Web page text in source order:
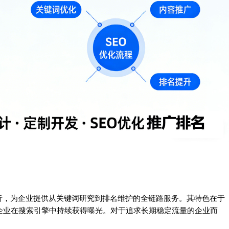
为企业提供从关键词研究到排名维护的全链路服务。其特色在于
在搜索引擎中持续获得曝光。对于追求长期稳定流量的企业而